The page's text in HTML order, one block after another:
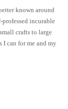
known around
professed incurable
crafts to large
I can for me and my